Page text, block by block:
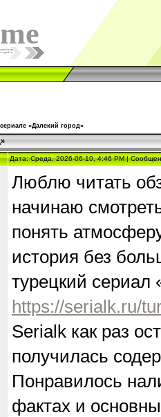
«Далекий город»
Дата: Среда, 2026-06-10, 4:46 PM |
Люблю читать
начинаю
понять
история без
турецкий сериал
https://serialk.ru/
Serialk как раз
получилась
Понравилось
фактах и